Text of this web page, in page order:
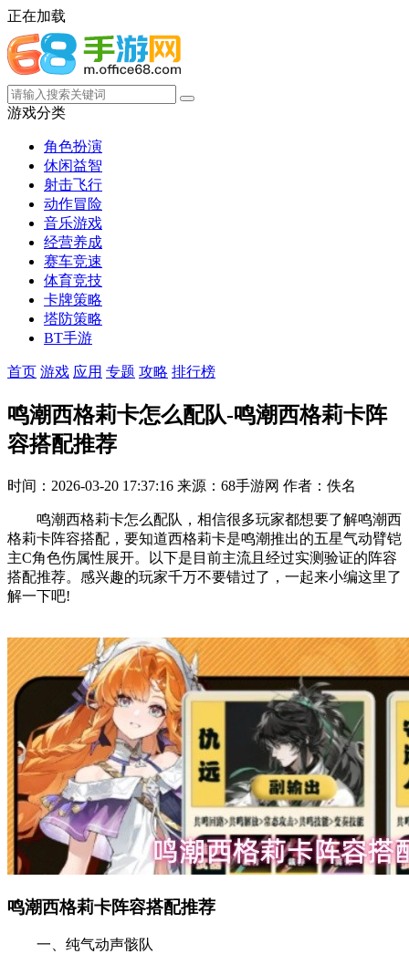
正在加载
游戏分类
角色扮演
休闲益智
射击飞行
动作冒险
音乐游戏
经营养成
赛车竞速
体育竞技
卡牌策略
塔防策略
BT手游
首页 游戏 应用 专题 攻略 排行榜
鸣潮西格莉卡怎么配队-鸣潮西格莉卡阵
容搭配推荐
时间：2026-03-20 17:37:16 来源：68手游网 作者：佚名
鸣潮西格莉卡怎么配队，相信很多玩家都想要了解鸣潮西
格莉卡阵容搭配，要知道西格莉卡‌是鸣潮推出的‌五星气动臂铠
主C角色‌伤属性‌展开。以下是目前主流且经过实测验证的阵容
搭配推荐。感兴趣的玩家千万不要错过了，一起来小编这里了
解一下吧!
鸣潮西格莉卡阵容搭配推荐
一、纯气动声骸队‌